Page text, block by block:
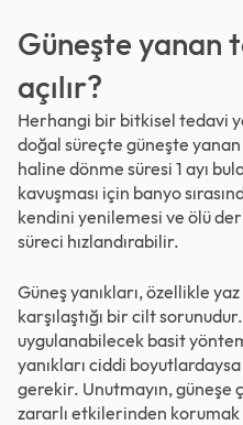
Güneşte yanan
açılır?
Herhangi bir bitkisel tedavi
doğal süreçte güneşte
haline dönme süresi 1 ayı
kavuşması için banyo
kendini yenilemesi ve ölü
süreci hızlandırabilir.
Güneş yanıkları, özellikle
karşılaştığı bir cilt
uygulanabilecek basit
yanıkları ciddi
gerekir. Unutmayın, güneşe
zararlı etkilerinden